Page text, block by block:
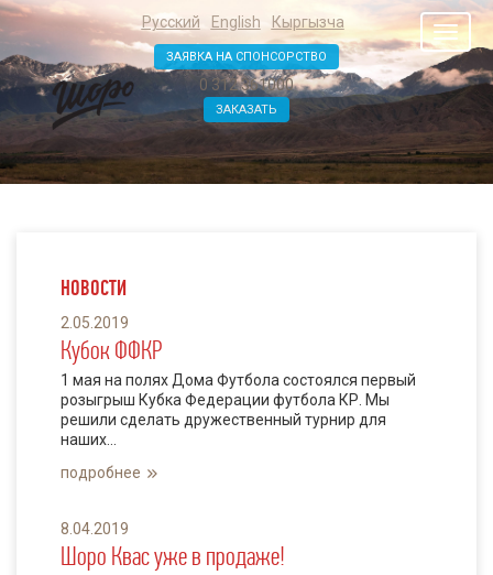
Русский English Кыргызча
ЗАЯВКА НА СПОНСОРСТВО
0 312 361000
ЗАКАЗАТЬ
НОВОСТИ
2.05.2019
Кубок ФФКР
1 мая на полях Дома Футбола состоялся первый
розыгрыш Кубка Федерации футбола КР. Мы
решили сделать дружественный турнир для
наших...
подробнее
8.04.2019
Шоро Квас уже в продаже!